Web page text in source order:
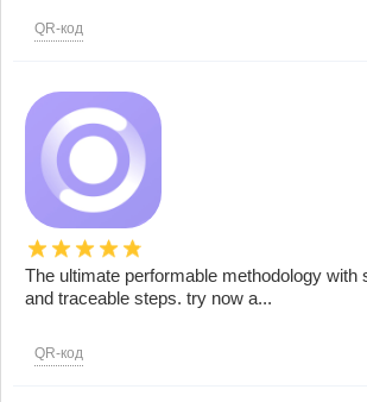
QR-код
The ultimate performable methodology with
and traceable steps. try now a...
QR-код